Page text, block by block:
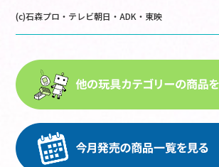
(c)石森プロ・テレビ朝日・ADK・東映